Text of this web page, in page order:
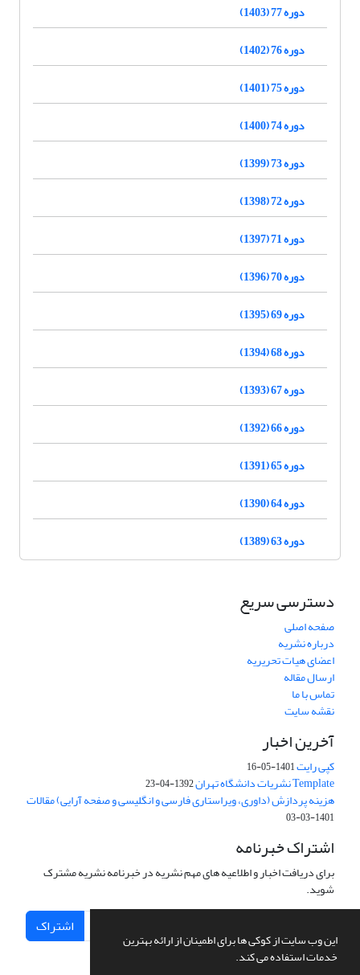
این وب سایت از کوکی ها برای اطمینان از ارائه بهترین
خدمات استفاده می کند.
دوره 77 (1403)
دوره 76 (1402)
دوره 75 (1401)
دوره 74 (1400)
دوره 73 (1399)
دوره 72 (1398)
دوره 71 (1397)
دوره 70 (1396)
دوره 69 (1395)
دوره 68 (1394)
دوره 67 (1393)
دوره 66 (1392)
دوره 65 (1391)
دوره 64 (1390)
دوره 63 (1389)
دسترسی سریع
صفحه اصلی
درباره نشریه
اعضای هیات تحریریه
ارسال مقاله
تماس با ما
نقشه سایت
آخرین اخبار
کپی رایت1401-05-16
Template نشریات دانشگاه تهران 1392-04-23
هزینه پردازش (داوری، ویراستاری فارسی و انگلیسی و صفحه آرایی) مقالات
1401-03-03
اشتراک خبرنامه
برای دریافت اخبار و اطلاعیه های مهم نشریه در خبرنامه نشریه مشترک
شوید.
اشتراک